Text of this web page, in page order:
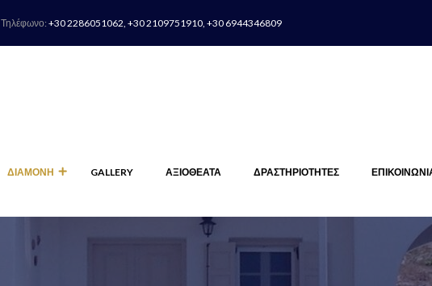
Τηλέφωνο: +30 2286051062, +30 2109751910, +30 6944346809
ΔΙΑΜΟΝΗ GALLERY ΑΞΙΟΘΕΑΤΑ ΔΡΑΣΤΗΡΙΟΤΗΤΕΣ